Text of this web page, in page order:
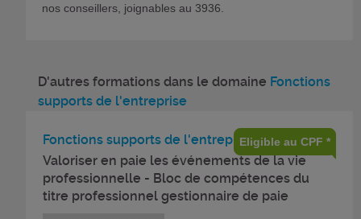
nos conseillers, joignables au 3936.
D'autres formations dans le domaine Fonctions
supports de l'entreprise
Fonctions supports de l'entreprise
Valoriser en paie les événements de la vie
professionnelle - Bloc de compétences du
titre professionnel gestionnaire de paie
Eligible au CPF *